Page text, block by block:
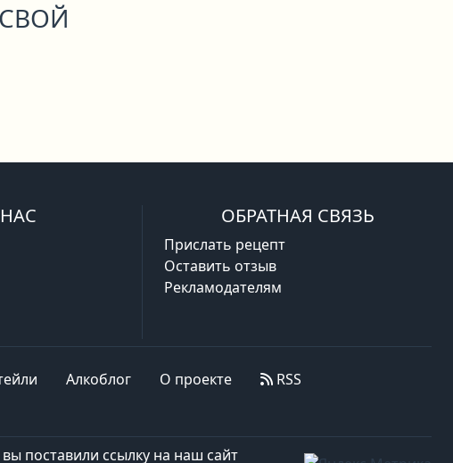
ОБРАТНАЯ СВЯЗЬ
Прислать рецепт
Оставить отзыв
Рекламодателям
Алкоблог О проекте RSS
поставили ссылку на наш сайт